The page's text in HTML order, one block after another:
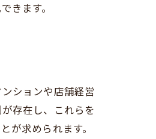
きます。
ションや店舗経営
存在し、これらを
が求められます。